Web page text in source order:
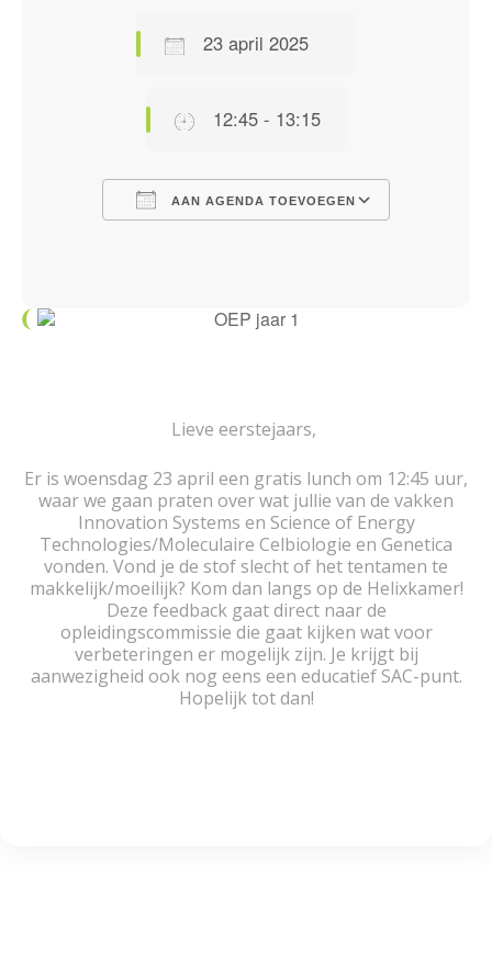
23 april 2025
12:45 - 13:15
AAN AGENDA TOEVOEGEN
Lieve eerstejaars,
Er is woensdag 23 april een gratis lunch om 12:45 uur,
waar we gaan praten over wat jullie van de vakken
Innovation Systems en Science of Energy
Technologies/Moleculaire Celbiologie en Genetica
vonden. Vond je de stof slecht of het tentamen te
makkelijk/moeilijk? Kom dan langs op de Helixkamer!
Deze feedback gaat direct naar de
opleidingscommissie die gaat kijken wat voor
verbeteringen er mogelijk zijn. Je krijgt bij
aanwezigheid ook nog eens een educatief SAC-punt.
Hopelijk tot dan!